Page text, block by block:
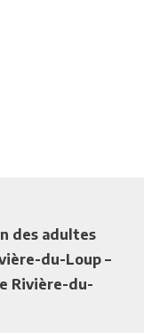
des adultes
du-Loup –
Rivière-du-